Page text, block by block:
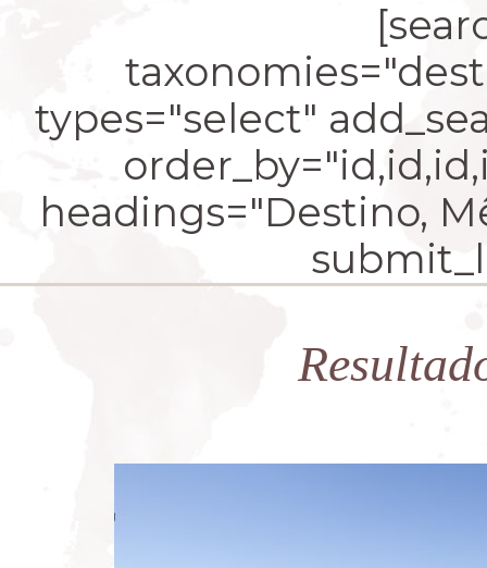
types="select"
headings="Destino,